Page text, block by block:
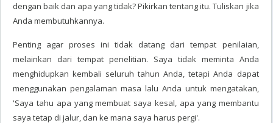
dengan baik dan apa yang tidak? Pikirkan tentang itu. Tuliskan jika
Anda membutuhkannya.
Penting agar proses ini tidak datang dari tempat penilaian,
melainkan dari tempat penelitian. Saya tidak meminta Anda
menghidupkan kembali seluruh tahun Anda, tetapi Anda dapat
menggunakan pengalaman masa lalu Anda untuk mengatakan,
'Saya tahu apa yang membuat saya kesal, apa yang membantu
saya tetap di jalur, dan ke mana saya harus pergi'.